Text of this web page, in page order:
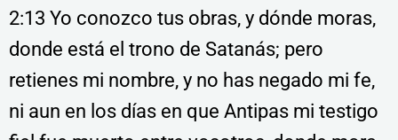
2:13 Yo conozco tus obras, y dónde moras,
donde está el trono de Satanás; pero
retienes mi nombre, y no has negado mi fe,
ni aun en los días en que Antipas mi testigo